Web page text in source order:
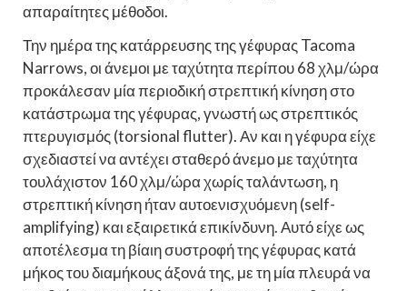
απαραίτητες μέθοδοι.
Την ημέρα της κατάρρευσης της γέφυρας Tacoma
Narrows, οι άνεμοι με ταχύτητα περίπου 68 χλμ/ώρα
προκάλεσαν μία περιοδική στρεπτική κίνηση στο
κατάστρωμα της γέφυρας, γνωστή ως στρεπτικός
πτερυγισμός (torsional flutter). Αν και η γέφυρα είχε
σχεδιαστεί να αντέχει σταθερό άνεμο με ταχύτητα
τουλάχιστον 160 χλμ/ώρα χωρίς ταλάντωση, η
στρεπτική κίνηση ήταν αυτοενισχυόμενη (self-
amplifying) και εξαιρετικά επικίνδυνη. Αυτό είχε ως
αποτέλεσμα τη βίαιη συστροφή της γέφυρας κατά
μήκος του διαμήκους άξονά της, με τη μία πλευρά να